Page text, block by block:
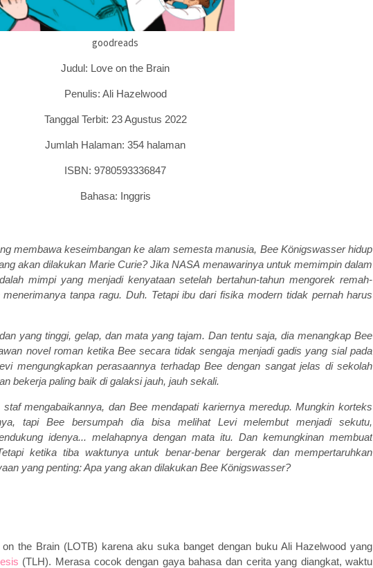
goodreads
Judul: Love on the Brain
Penulis: Ali Hazelwood
Tanggal Terbit: 23 Agustus 2022
Jumlah Halaman:354 halaman
ISBN: 9780593336847
Bahasa: Inggris
membawa keseimbangan ke alam semesta manusia, Bee Königswasser hidup
akan dilakukan Marie Curie? Jika NASA menawarinya untuk memimpin dalam
mimpi yang menjadi kenyataan setelah bertahun-tahun mengorek remah-
tanpa ragu. Duh. Tetapi ibu dari fisika modern tidak pernah harus
yang tinggi, gelap, dan mata yang tajam. Dan tentu saja, dia menangkap Bee
novel roman ketika Bee secara tidak sengaja menjadi gadis yang sial pada
mengungkapkan perasaannya terhadap Bee dengan sangat jelas di sekolah
bekerja paling baik di galaksi jauh, jauh sekali.
mengabaikannya, dan Bee mendapati kariernya meredup. Mungkin korteks
tapi Bee bersumpah dia bisa melihat Levi melembut menjadi sekutu,
idenya... melahapnya dengan mata itu. Dan kemungkinan membuat
ketika tiba waktunya untuk benar-benar bergerak dan mempertaruhkan
yang penting: Apa yang akan dilakukan Bee Königswasser?
the Brain (LOTB) karena aku suka banget dengan buku Ali Hazelwood yang
(TLH). Merasa cocok dengan gaya bahasa dan cerita yang diangkat, waktu